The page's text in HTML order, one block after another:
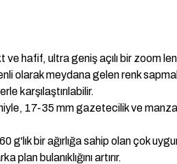
hafif, ultra geniş açılı bir zoom
olarak meydana gelen renk
karşılaştırılabilir.
17-35 mm gazetecilik ve
bir ağırlığa sahip olan çok
bulanıklığını artırır.